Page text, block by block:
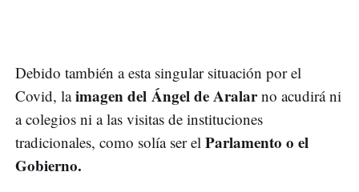
Debido también a esta singular situación por el
Covid, laimagen del Ángel de Aralarno acudirá ni
a colegios ni a las visitas de instituciones
tradicionales, como solía ser el Parlamento o el
Gobierno.